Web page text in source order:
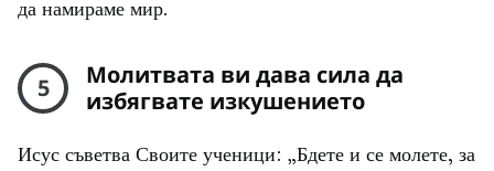
да намираме мир.
5
Молитвата ви дава сила да
избягвате изкушението
Исус съветва Своите ученици: „Бдете и се молете, за